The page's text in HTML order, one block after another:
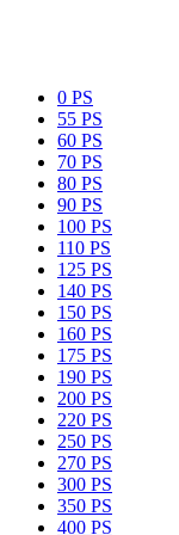
0 PS
55 PS
60 PS
70 PS
80 PS
90 PS
100 PS
110 PS
125 PS
140 PS
150 PS
160 PS
175 PS
190 PS
200 PS
220 PS
250 PS
270 PS
300 PS
350 PS
400 PS